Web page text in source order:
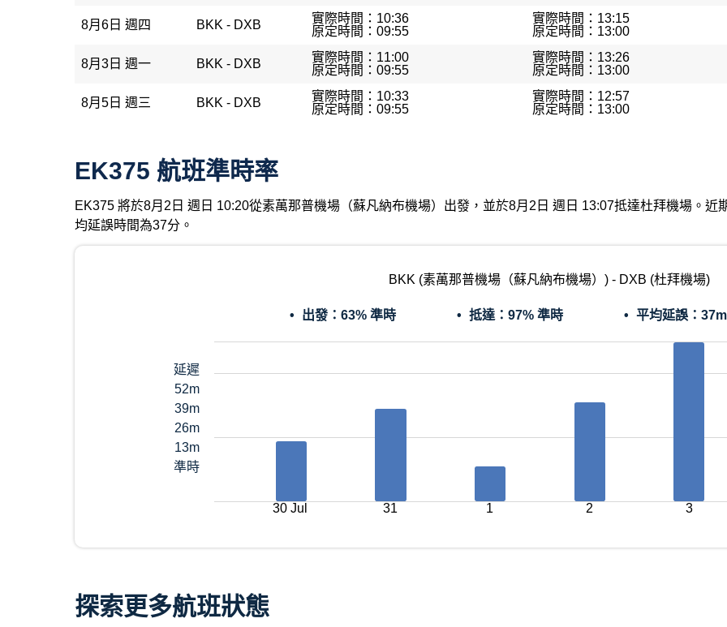
8月6日 週四 BKK - DXB
實際時間：10:36
原定時間：09:55
實際時間：13:15
原定時間：13:00
8月3日 週一 BKK - DXB
實際時間：11:00
原定時間：09:55
實際時間：13:26
原定時間：13:00
8月5日 週三 BKK - DXB
實際時間：10:33
原定時間：09:55
實際時間：12:57
原定時間：13:00
EK375 航班準時率
EK375 將於8月2日 週日 10:20從素萬那普機場（蘇凡納布機場）出發，並於8月2日 週日 13:07抵達杜拜機場。
均延誤時間為37分。
BKK (素萬那普機場（蘇凡納布機場）) - DXB (杜拜機場)
出發： 63% 準時 抵達： 97% 準時 平均延誤：
延遲
52m
39m
26m
13m
準時
30 Jul 31 1 2 3
探索更多航班狀態